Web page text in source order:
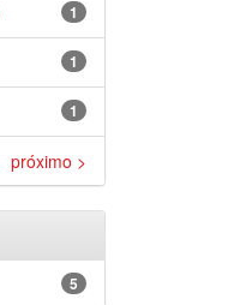
1
1
1
próximo >
5